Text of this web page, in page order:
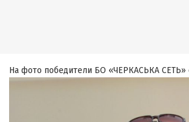
На фото победители БО «ЧЕРКАСЬКА СЕТЬ»